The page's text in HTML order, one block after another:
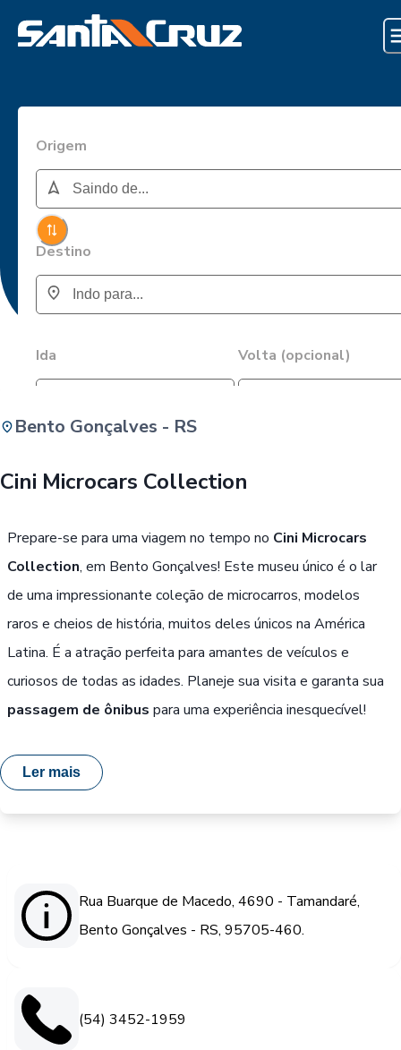
Origem
Destino
Ida Volta (opcional)
Bento Gonçalves - RS
Cini Microcars Collection
Prepare-se para uma viagem no tempo no Cini Microcars
Collection, em Bento Gonçalves! Este museu único é o lar
de uma impressionante coleção de microcarros, modelos
raros e cheios de história, muitos deles únicos na América
Latina. É a atração perfeita para amantes de veículos e
curiosos de todas as idades. Planeje sua visita e garanta sua
passagem de ônibus para uma experiência inesquecível!
Ler mais
Rua Buarque de Macedo, 4690 - Tamandaré,
Bento Gonçalves - RS, 95705-460.
(54) 3452-1959